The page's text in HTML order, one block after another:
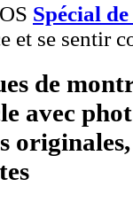
Spécial
et se sentir
de
avec